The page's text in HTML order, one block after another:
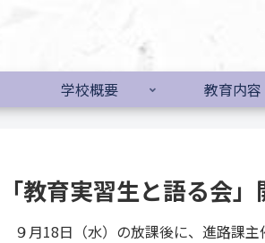
学校概要 教育内容
「教育実習生と語る会」
９月18日（水）の放課後に、進路課